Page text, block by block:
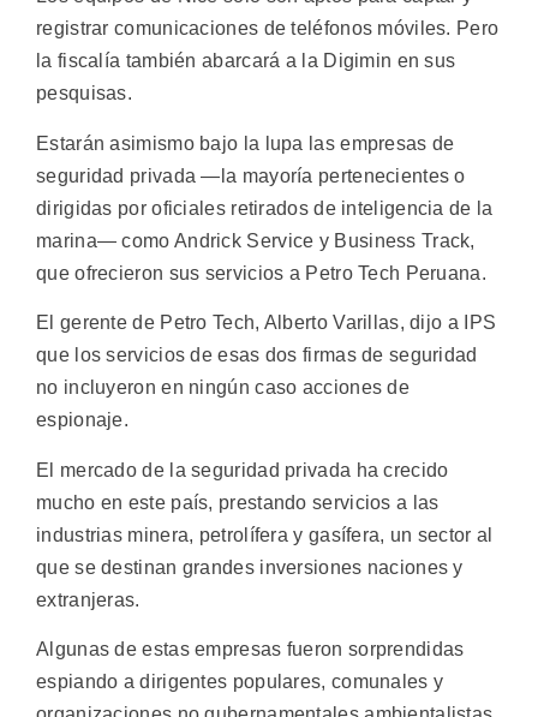
registrar comunicaciones de teléfonos móviles. Pero
la fiscalía también abarcará a la Digimin en sus
pesquisas.
Estarán asimismo bajo la lupa las empresas de
seguridad privada —la mayoría pertenecientes o
dirigidas por oficiales retirados de inteligencia de la
marina— como Andrick Service y Business Track,
que ofrecieron sus servicios a Petro Tech Peruana.
El gerente de Petro Tech, Alberto Varillas, dijo a IPS
que los servicios de esas dos firmas de seguridad
no incluyeron en ningún caso acciones de
espionaje.
El mercado de la seguridad privada ha crecido
mucho en este país, prestando servicios a las
industrias minera, petrolífera y gasífera, un sector al
que se destinan grandes inversiones naciones y
extranjeras.
Algunas de estas empresas fueron sorprendidas
espiando a dirigentes populares, comunales y